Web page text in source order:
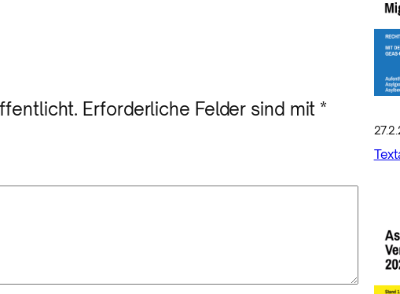
Erforderliche Felder sind mit *